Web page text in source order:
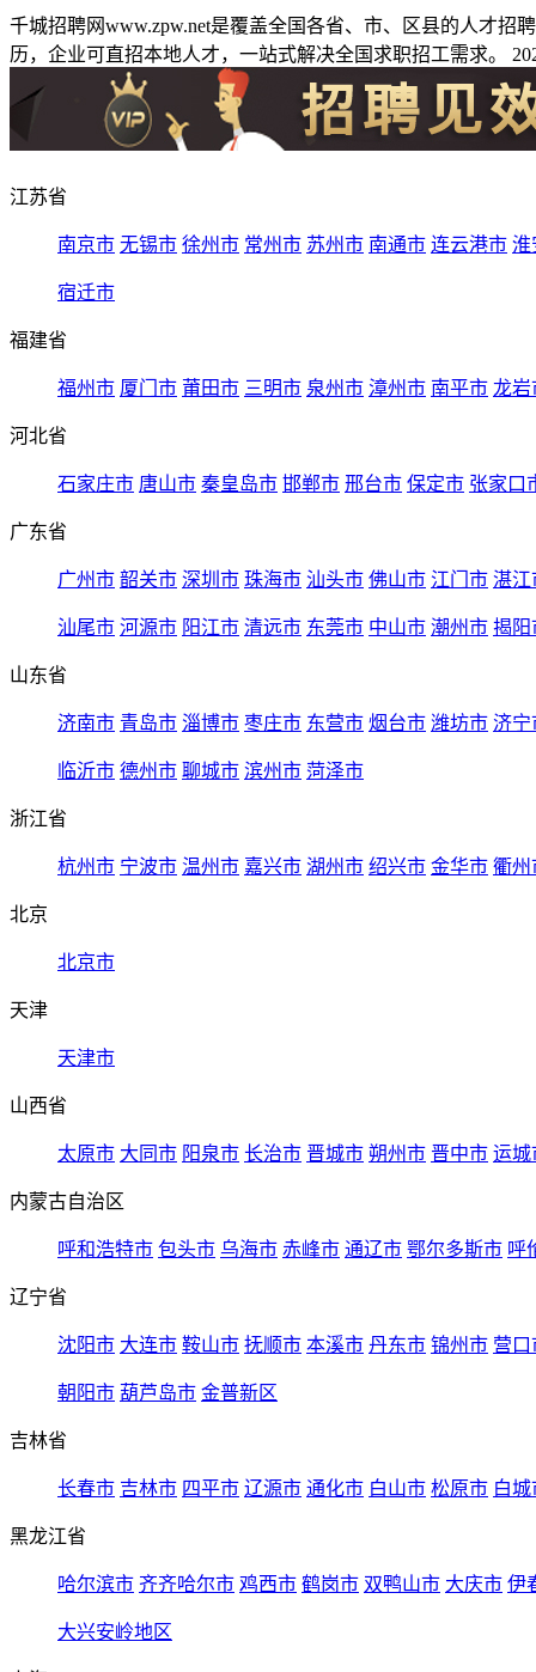
千城招聘网www.zpw.net是覆盖全国各省、市、区县的人才
历，企业可直招本地人才，一站式解决全国求职招工需求。
江苏省
南京市 无锡市 徐州市 常州市 苏州市 南通市 连云港市 淮
宿迁市
福建省
福州市 厦门市 莆田市 三明市 泉州市 漳州市 南平市 龙岩
河北省
石家庄市 唐山市 秦皇岛市 邯郸市 邢台市 保定市 张家口
广东省
广州市 韶关市 深圳市 珠海市 汕头市 佛山市 江门市 湛江
汕尾市 河源市 阳江市 清远市 东莞市 中山市 潮州市 揭阳
山东省
济南市 青岛市 淄博市 枣庄市 东营市 烟台市 潍坊市 济宁
临沂市 德州市 聊城市 滨州市 菏泽市
浙江省
杭州市 宁波市 温州市 嘉兴市 湖州市 绍兴市 金华市 衢州
北京
北京市
天津
天津市
山西省
太原市 大同市 阳泉市 长治市 晋城市 朔州市 晋中市 运城
内蒙古自治区
呼和浩特市 包头市 乌海市 赤峰市 通辽市 鄂尔多斯市 呼
辽宁省
沈阳市 大连市 鞍山市 抚顺市 本溪市 丹东市 锦州市 营口
朝阳市 葫芦岛市 金普新区
吉林省
长春市 吉林市 四平市 辽源市 通化市 白山市 松原市 白城
黑龙江省
哈尔滨市 齐齐哈尔市 鸡西市 鹤岗市 双鸭山市 大庆市 伊
大兴安岭地区